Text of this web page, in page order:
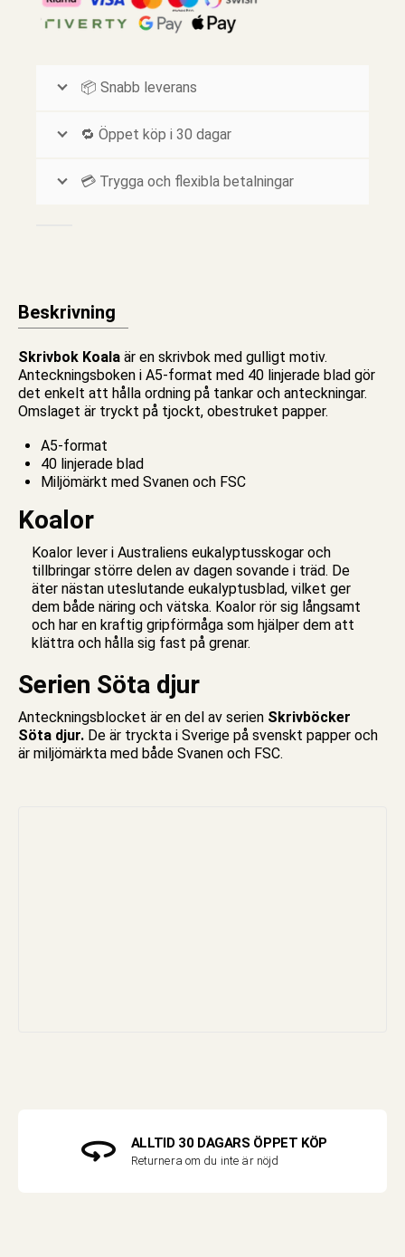
📦 Snabb leverans
🔁 Öppet köp i 30 dagar
💳 Trygga och flexibla betalningar
Beskrivning
Skrivbok Koala är en skrivbok med gulligt motiv.
Anteckningsboken i A5-format med 40 linjerade blad gör
det enkelt att hålla ordning på tankar och anteckningar.
Omslaget är tryckt på tjockt, obestruket papper.
A5-format
40 linjerade blad
Miljömärkt med Svanen och FSC
Koalor
Koalor lever i Australiens eukalyptusskogar och
tillbringar större delen av dagen sovande i träd. De
äter nästan uteslutande eukalyptusblad, vilket ger
dem både näring och vätska. Koalor rör sig långsamt
och har en kraftig gripförmåga som hjälper dem att
klättra och hålla sig fast på grenar.
Serien Söta djur
Anteckningsblocket är en del av serien Skrivböcker
Söta djur. De är tryckta i Sverige på svenskt papper och
är miljömärkta med både Svanen och FSC.
ALLTID 30 DAGARS ÖPPET KÖP
Returnera om du inte är nöjd